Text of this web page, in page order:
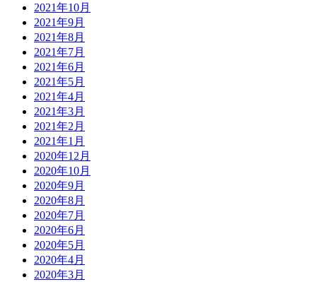
2021年10月
2021年9月
2021年8月
2021年7月
2021年6月
2021年5月
2021年4月
2021年3月
2021年2月
2021年1月
2020年12月
2020年10月
2020年9月
2020年8月
2020年7月
2020年6月
2020年5月
2020年4月
2020年3月